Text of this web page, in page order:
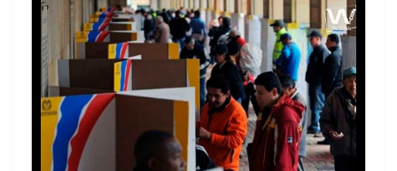
año pasado que fue la que determinó los índices
que ahora aparecen. Ellos se fundan en que, en
ese momento, hubo una desaceleración de la
inflación, una cierta reactivación de la economía y
un mayor empleo.